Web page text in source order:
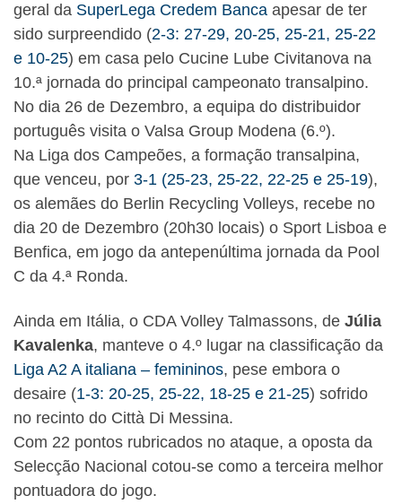
geral da SuperLega Credem Banca apesar de ter
sido surpreendido (2-3: 27-29, 20-25, 25-21, 25-22
e 10-25) em casa pelo Cucine Lube Civitanova na
10.ª jornada do principal campeonato transalpino.
No dia 26 de Dezembro, a equipa do distribuidor
português visita o Valsa Group Modena (6.º).
Na Liga dos Campeões, a formação transalpina,
que venceu, por 3-1 (25-23, 25-22, 22-25 e 25-19),
os alemães do Berlin Recycling Volleys, recebe no
dia 20 de Dezembro (20h30 locais) o Sport Lisboa e
Benfica, em jogo da antepenúltima jornada da Pool
C da 4.ª Ronda.
Ainda em Itália, o CDA Volley Talmassons, de Júlia
Kavalenka, manteve o 4.º lugar na classificação da
Liga A2 A italiana – femininos, pese embora o
desaire (1-3: 20-25, 25-22, 18-25 e 21-25) sofrido
no recinto do Città Di Messina.
Com 22 pontos rubricados no ataque, a oposta da
Selecção Nacional cotou-se como a terceira melhor
pontuadora do jogo.